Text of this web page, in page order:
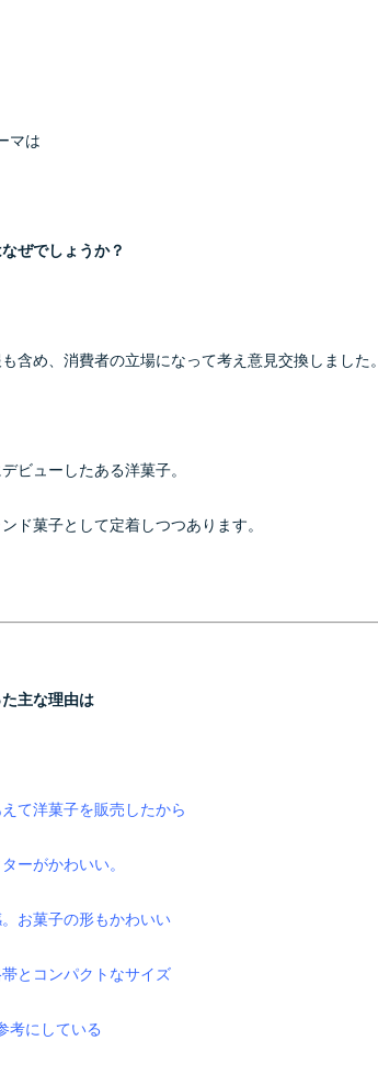
マは
ぜでしょうか？
含め、消費者の立場になって考え意見交換しました。
ビューしたある洋菓子。
ド菓子として定着しつつあります。
主な理由は
て洋菓子を販売したから
ーがかわいい。
お菓子の形もかわいい
とコンパクトなサイズ
考にしている